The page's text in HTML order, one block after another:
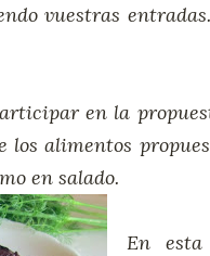
vuestras
en la
los alimentos
en salado.
En